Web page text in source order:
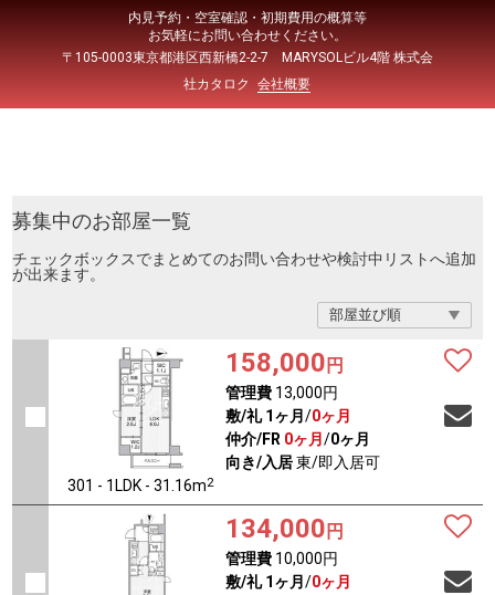
内見予約・空室確認・初期費用の概算等
お気軽にお問い合わせください。
〒105-0003東京都港区西新橋2-2-7 MARYSOLビル4階 株式会
社カタロク
会社概要
募集中のお部屋一覧
チェックボックスでまとめてのお問い合わせや検討中リストへ追加
が出来ます。
301 - 1LDK - 31.16m2
158,000 円
管理費13,000円
敷/礼 1ヶ月 /0ヶ月
仲介/FR 0ヶ月 /0ヶ月
向き/入居東/即入居可
134,000 円
管理費10,000円
敷/礼 1ヶ月 /0ヶ月